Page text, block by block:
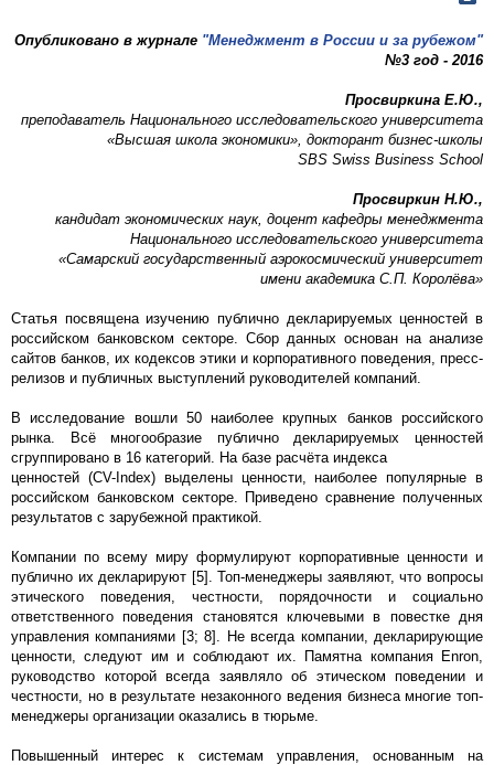
Опубликовано в журнале "Менеджмент в России и за рубежом"
№3 год - 2016
Просвиркина Е.Ю.,
преподаватель Национального исследовательского университета
«Высшая школа экономики», докторант бизнес-школы
SBS Swiss Business School
Просвиркин Н.Ю.,
кандидат экономических наук, доцент кафедры менеджмента
Национального исследовательского университета
«Самарский государственный аэрокосмический университет
имени академика С.П. Королёва»
Статья посвящена изучению публично декларируемых ценностей в
российском банковском секторе. Сбор данных основан на анализе
сайтов банков, их кодексов этики и корпоративного поведения, пресс-
релизов и публичных выступлений руководителей компаний.
В исследование вошли 50 наиболее крупных банков российского
рынка. Всё многообразие публично декларируемых ценностей
сгруппировано в 16 категорий. На базе расчёта индекса
ценностей (CV-Index) выделены ценности, наиболее популярные в
российском банковском секторе. Приведено сравнение полученных
результатов с зарубежной практикой.
Компании по всему миру формулируют корпоративные ценности и
публично их декларируют [5]. Топ-менеджеры заявляют, что вопросы
этического поведения, честности, порядочности и социально
ответственного поведения становятся ключевыми в повестке дня
управления компаниями [3; 8]. Не всегда компании, декларирующие
ценности, следуют им и соблюдают их. Памятна компания Enron,
руководство которой всегда заявляло об этическом поведении и
честности, но в результате незаконного ведения бизнеса многие топ-
менеджеры организации оказались в тюрьме.
Повышенный интерес к системам управления, основанным на